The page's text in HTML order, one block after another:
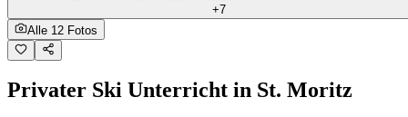
+7
Alle 12 Fotos
Privater Ski Unterricht in St. Moritz